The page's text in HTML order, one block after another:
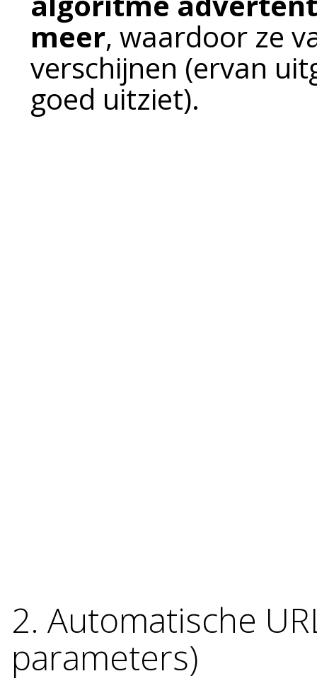
meer, waardoor ze
verschijnen (ervan
goed uitziet).
2. Automatische
parameters)